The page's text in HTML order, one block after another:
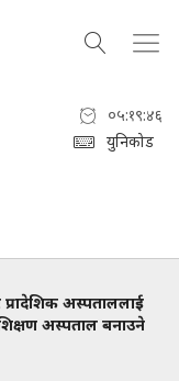
०५:१९:४७
युनिकोड
अस्पताललाई
शिक्षण अस्पताल बनाउने